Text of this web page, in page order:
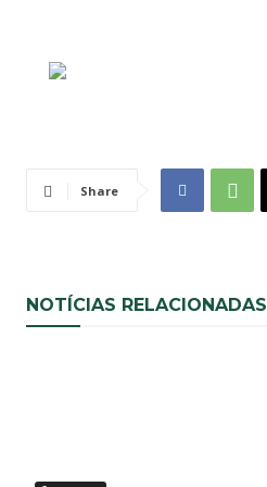
Share
NOTÍCIAS RELACIONADAS